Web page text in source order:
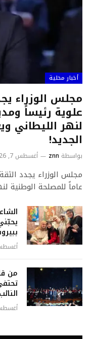
أخبار محلية
مجلس الوزراء
علوية رئيساً
لنهر الليطاني
الجديد!
بواسطة znn أغسطس 7, 2026
مجلس الوزراء يجدد
عاماً للمصلحة الوطنية
أغسطس 7,
من
أغسطس 7,